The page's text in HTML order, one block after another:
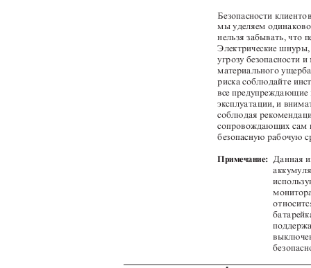
Безопасности
мы уделяем
нельзя забывать, что
Электрические
угрозу безопасности
материального
риска соблюдайте
все предупреждающие
эксплуатации, и
соблюдая
сопровождающих сам
безопасную рабочую
Примечание:Данная